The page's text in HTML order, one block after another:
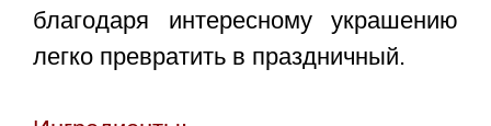
благодаря интересному украшению
легко превратить в праздничный.